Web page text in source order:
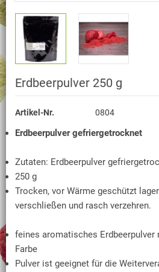
Erdbeerpulver 250 g
Artikel-Nr. 0804
Erdbeerpulver gefriergetrocknet
Zutaten: Erdbeerpulver
250 g
Trocken, vor Wärme geschützt
verschließen und rasch verzehren.
feines aromatisches
Farbe
Pulver ist geeignet für die